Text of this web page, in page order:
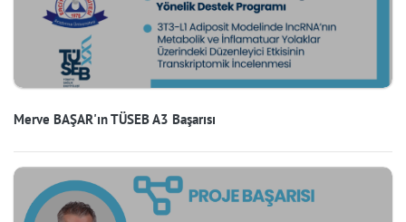
Merve BAŞAR'ın TÜSEB A3 Başarısı